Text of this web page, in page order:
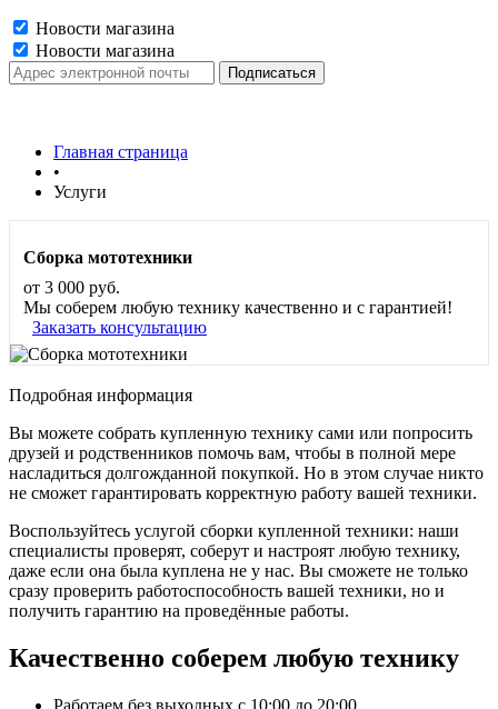
Новости магазина
Новости магазина
Главная страница
•
Услуги
Сборка мототехники
от 3 000 руб.
Мы соберем любую технику качественно и с гарантией!
Заказать консультацию
Подробная информация
Вы можете собрать купленную технику сами или попросить
друзей и родственников помочь вам, чтобы в полной мере
насладиться долгожданной покупкой. Но в этом случае никто
не сможет гарантировать корректную работу вашей техники.
Воспользуйтесь услугой сборки купленной техники: наши
специалисты проверят, соберут и настроят любую технику,
даже если она была куплена не у нас. Вы сможете не только
сразу проверить работоспособность вашей техники, но и
получить гарантию на проведённые работы.
Качественно соберем любую технику
Работаем без выходных с 10:00 до 20:00